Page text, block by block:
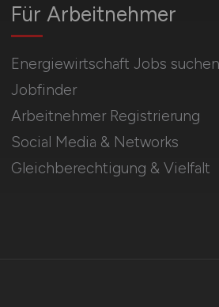
Für Arbeitnehmer
Energiewirtschaft Jobs suchen
Jobfinder
Arbeitnehmer Registrierung
Social Media & Networks
Gleichberechtigung & Vielfalt